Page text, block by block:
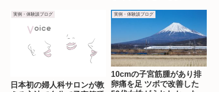
実例・体験談ブログ
日本初の婦人科サロンが教
実例・体験談ブログ
10cmの子宮筋腫があり排
卵痛を足 ツボで改善した